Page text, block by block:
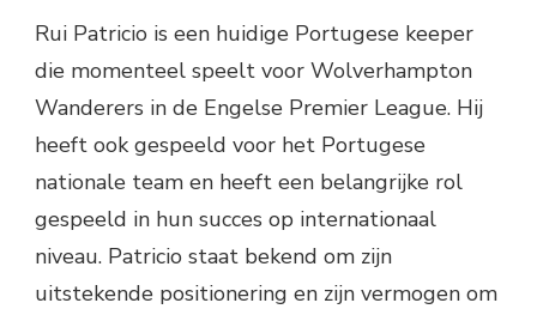
Rui Patricio is een huidige Portugese keeper
die momenteel speelt voor Wolverhampton
Wanderers in de Engelse Premier League. Hij
heeft ook gespeeld voor het Portugese
nationale team en heeft een belangrijke rol
gespeeld in hun succes op internationaal
niveau. Patricio staat bekend om zijn
uitstekende positionering en zijn vermogen om